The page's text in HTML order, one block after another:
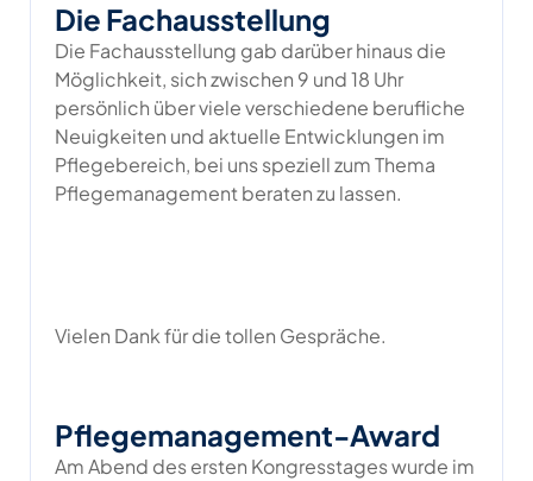
Die Fachausstellung
Die Fachausstellung gab darüber hinaus die
Möglichkeit, sich zwischen 9 und 18 Uhr
persönlich über viele verschiedene berufliche
Neuigkeiten und aktuelle Entwicklungen im
Pflegebereich, bei uns speziell zum Thema
Pflegemanagement beraten zu lassen.
Vielen Dank für die tollen Gespräche.
Pflegemanagement-Award
Am Abend des ersten Kongresstages wurde im